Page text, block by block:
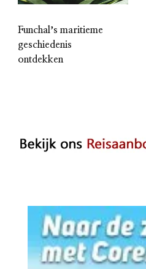
Funchalʼs maritieme
geschiedenis
ontdekken